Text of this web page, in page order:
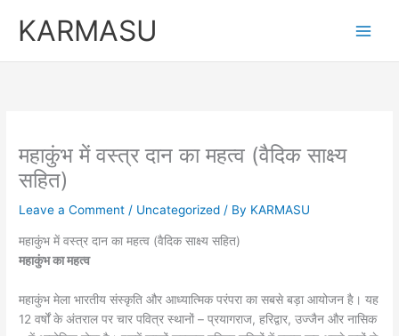
KARMASU
महाकुंभ में वस्त्र दान का महत्व (वैदिक साक्ष्य
सहित)
Leave a Comment / Uncategorized / By KARMASU
महाकुंभ में वस्त्र दान का महत्व (वैदिक साक्ष्य सहित)
महाकुंभ का महत्व
महाकुंभ मेला भारतीय संस्कृति और आध्यात्मिक परंपरा का सबसे बड़ा आयोजन है। यह
12 वर्षों के अंतराल पर चार पवित्र स्थानों – प्रयागराज, हरिद्वार, उज्जैन और नासिक